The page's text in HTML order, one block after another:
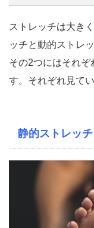
ストレッチは大き
ッチと動的ストレッ
その2つにはそれぞ
す。それぞれ見て
静的ストレッチ